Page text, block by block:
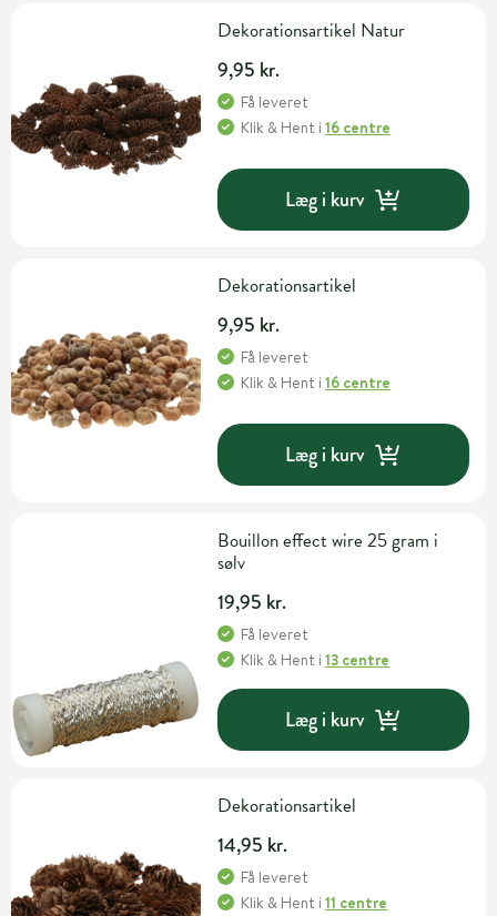
Dekorationsartikel Natur
9,95 kr.
Få leveret
Klik & Hent i16 centre
Læg i kurv
Dekorationsartikel
9,95 kr.
Få leveret
Klik & Hent i16 centre
Læg i kurv
Bouillon effect wire 25 gram i
sølv
19,95 kr.
Få leveret
Klik & Hent i13 centre
Læg i kurv
Dekorationsartikel
14,95 kr.
Få leveret
Klik & Hent i11 centre